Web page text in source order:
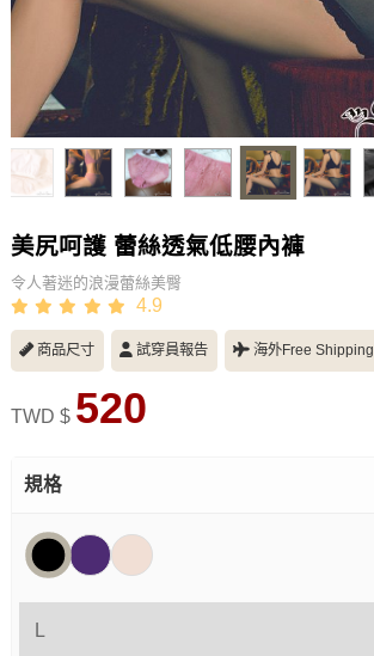
美尻呵護 蕾絲透氣低腰內褲
令人著迷的浪漫蕾絲美臀
4.9
商品尺寸 試穿員報告 海外Free Shipping
TWD $ 520
規格